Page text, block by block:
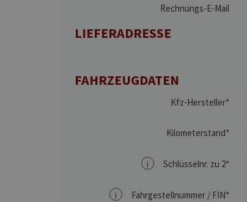
Rechnungs-E-Mail
LIEFERADRESSE
FAHRZEUGDATEN
Kfz-Hersteller*
Kilometerstand*
i Schlüsselnr. zu 2*
i Fahrgestellnummer / FIN*